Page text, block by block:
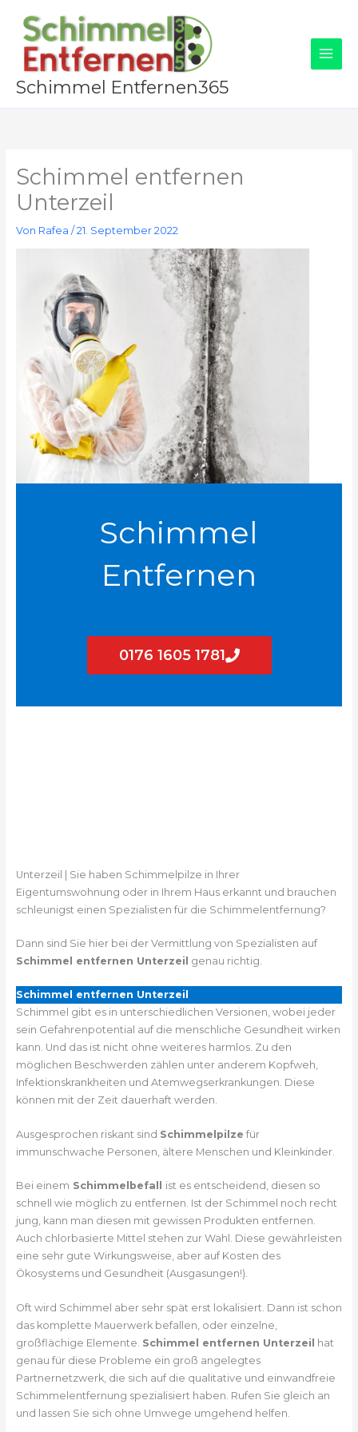
Inhalt
springen
Schimmel Entfernen365
Schimmel entfernen
Unterzeil
Von Rafea /21. September 2022
Schimmel
Entfernen
0176 1605 1781
Unterzeil | Sie haben Schimmelpilze in Ihrer
Eigentumswohnung oder in Ihrem Haus erkannt und brauchen
schleunigst einen Spezialisten für die Schimmelentfernung?
Dann sind Sie hier bei der Vermittlung von Spezialisten auf
Schimmel entfernen Unterzeil genau richtig.
Schimmel entfernen Unterzeil
Schimmel gibt es in unterschiedlichen Versionen, wobei jeder
sein Gefahrenpotential auf die menschliche Gesundheit wirken
kann. Und das ist nicht ohne weiteres harmlos. Zu den
möglichen Beschwerden zählen unter anderem Kopfweh,
Infektionskrankheiten und Atemwegserkrankungen. Diese
können mit der Zeit dauerhaft werden.
Ausgesprochen riskant sind Schimmelpilze für
immunschwache Personen, ältere Menschen und Kleinkinder.
Bei einem Schimmelbefall ist es entscheidend, diesen so
schnell wie möglich zu entfernen. Ist der Schimmel noch recht
jung, kann man diesen mit gewissen Produkten entfernen.
Auch chlorbasierte Mittel stehen zur Wahl. Diese gewährleisten
eine sehr gute Wirkungsweise, aber auf Kosten des
Ökosystems und Gesundheit (Ausgasungen!).
Oft wird Schimmel aber sehr spät erst lokalisiert. Dann ist schon
das komplette Mauerwerk befallen, oder einzelne,
großflächige Elemente. Schimmel entfernen Unterzeil hat
genau für diese Probleme ein groß angelegtes
Partnernetzwerk, die sich auf die qualitative und einwandfreie
Schimmelentfernung spezialisiert haben. Rufen Sie gleich an
und lassen Sie sich ohne Umwege umgehend helfen.